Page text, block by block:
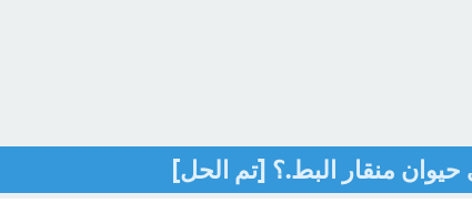
حيوان منقار البط.؟ [تم الحل]